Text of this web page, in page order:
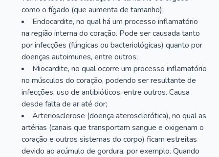
como o fígado (que aumenta de tamanho);
Endocardite, no qual há um processo inflamatório
na região interna do coração. Pode ser causada tanto
por infecções (fúngicas ou bacteriológicas) quanto por
doenças autoimunes, entre outros;
Miocardite, no qual ocorre um processo inflamatório
no músculos do coração, podendo ser resultante de
infecções, uso de antibióticos, entre outros. Causa
desde falta de ar até dor;
Arteriosclerose (doença aterosclerótica), no qual as
artérias (canais que transportam sangue e oxigenam o
coração e outros sistemas do corpo) ficam estreitas
devido ao acúmulo de gordura, por exemplo. Quando